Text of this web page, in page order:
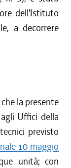
dell'Istituto
a decorrere
la presente
Uffici della
previsto
10 maggio
unità; con